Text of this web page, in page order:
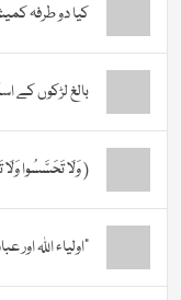
کیا دو طرفہ
بالغ لڑکوں کے
( وَلَا تَحَسَّسُوا
“اولیاء اللہ